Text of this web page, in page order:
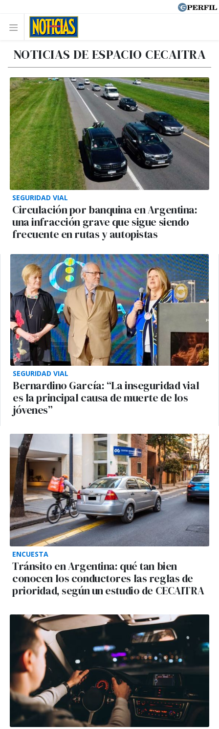
NOTICIAS DE ESPACIO CECAITRA
SEGURIDAD VIAL
Circulación por banquina en Argentina:
una infracción grave que sigue siendo
frecuente en rutas y autopistas
SEGURIDAD VIAL
Bernardino García: “La inseguridad vial
es la principal causa de muerte de los
jóvenes”
ENCUESTA
Tránsito en Argentina: qué tan bien
conocen los conductores las reglas de
prioridad, según un estudio de CECAITRA